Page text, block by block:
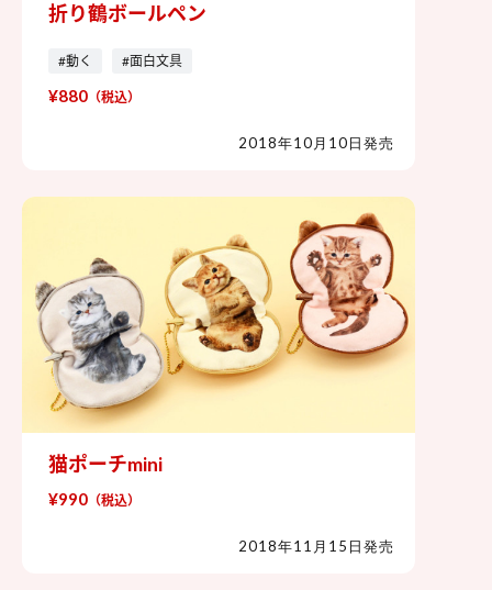
折り鶴ボールペン
折り鶴ボールペン
#動く #面白文具
¥880 （税込）
2018年10月10日発売
猫ポーチmini
猫ポーチmini
¥990 （税込）
2018年11月15日発売